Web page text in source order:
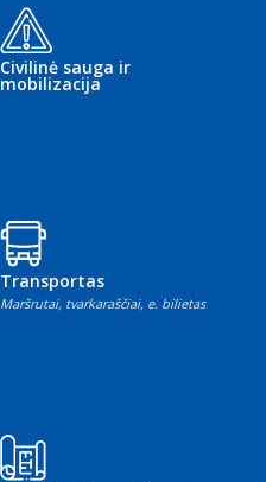
Civilinė sauga ir
mobilizacija
Transportas
Maršrutai, tvarkaraščiai, e. bilietas